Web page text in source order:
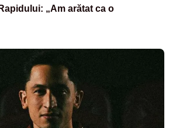
„Am arătat ca o